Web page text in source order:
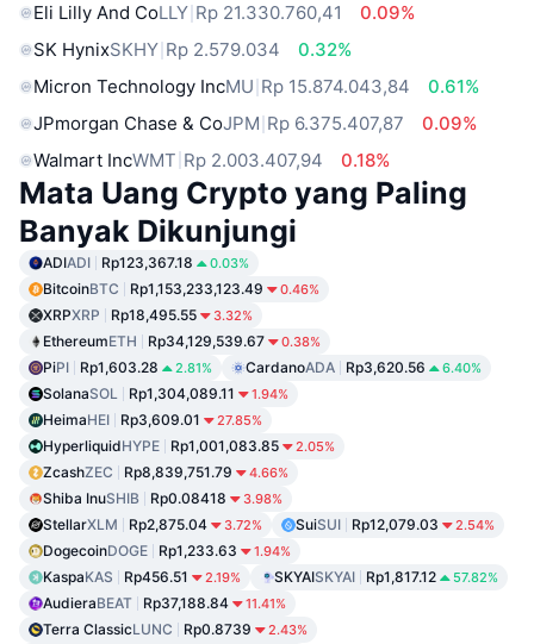
Eli Lilly And CoLLY Rp 21.330.760,41
0.09%
SK HynixSKHY Rp 2.579.034
0.32%
Micron Technology IncMU Rp 15.874.043,84
0.61%
JPmorgan Chase & CoJPM Rp 6.375.407,87
0.09%
Walmart IncWMT Rp 2.003.407,94 0.18%
Mata Uang Crypto yang Paling
Banyak Dikunjungi
ADIADI Rp123,367.18 0.03%
BitcoinBTC Rp1,153,233,123.49 0.46%
XRPXRP Rp18,495.55 3.32%
EthereumETH Rp34,129,539.67 0.38%
PiPI Rp1,603.28 2.81% CardanoADA Rp3,620.56 6.40%
SolanaSOL Rp1,304,089.11 1.94%
HeimaHEI Rp3,609.01 27.85%
HyperliquidHYPE Rp1,001,083.85 2.05%
ZcashZEC Rp8,839,751.79 4.66%
Shiba InuSHIB Rp0.08418 3.98%
StellarXLM Rp2,875.04 3.72% SuiSUI Rp12,079.03 2.54%
DogecoinDOGE Rp1,233.63 1.94%
KaspaKAS Rp456.51 2.19% SKYAISKYAI Rp1,817.12 57.82%
AudieraBEAT Rp37,188.84 11.41%
Terra ClassicLUNC Rp0.8739 2.43%